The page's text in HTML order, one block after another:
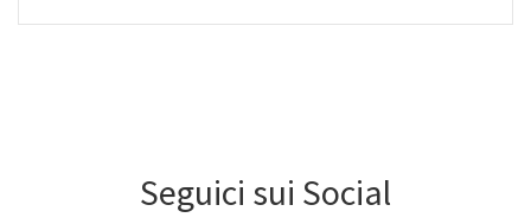
Seguici sui Social